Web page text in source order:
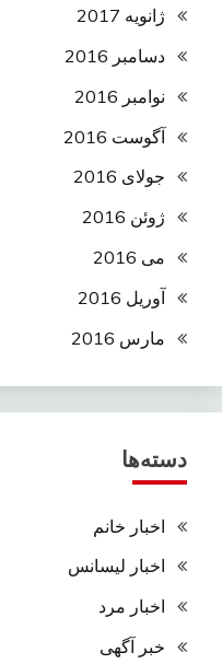
ژانویه 2017
دسامبر 2016
نوامبر 2016
آگوست 2016
جولای 2016
ژوئن 2016
می 2016
آوریل 2016
مارس 2016
دسته‌ها
اخبار خانم
اخبار لیسانس
اخبار مرد
خبر آگهی